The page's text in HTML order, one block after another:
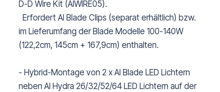
D-D Wire Kit (AIWIRE05).
Erfordert AI Blade Clips (separat erhältlich) bzw.
im Lieferumfang der Blade Modelle 100-140W
(122,2cm, 145cm + 167,9cm) enthalten.
- Hybrid-Montage von 2 x AI Blade LED Lichtern
neben AI Hydra 26/32/52/64 LED Lichtern auf der